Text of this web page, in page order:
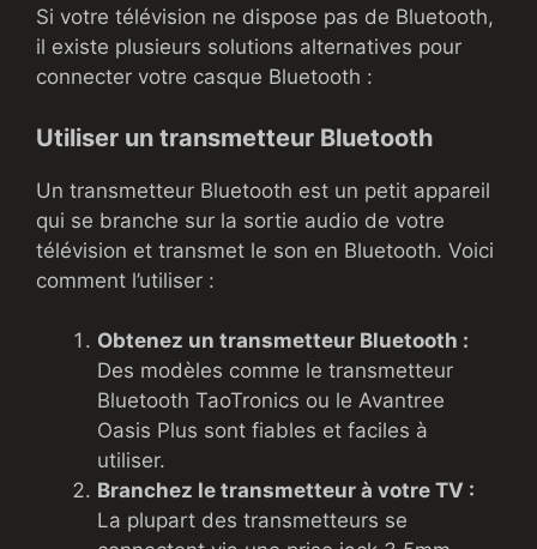
Si votre télévision ne dispose pas de Bluetooth,
il existe plusieurs solutions alternatives pour
connecter votre casque Bluetooth :
Utiliser un transmetteur Bluetooth
Un transmetteur Bluetooth est un petit appareil
qui se branche sur la sortie audio de votre
télévision et transmet le son en Bluetooth. Voici
comment l’utiliser :
Obtenez un transmetteur Bluetooth :
Des modèles comme le transmetteur
Bluetooth TaoTronics ou le Avantree
Oasis Plus sont fiables et faciles à
utiliser.
Branchez le transmetteur à votre TV :
La plupart des transmetteurs se